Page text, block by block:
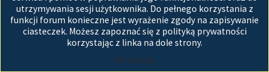
utrzymywania sesji użytkownika. Do pełnego korzystania z
funkcji forum konieczne jest wyrażenie zgody na zapisywanie
ciasteczek. Możesz zapoznać się z polityką prywatności
korzystając z linka na dole strony.
Akceptuję